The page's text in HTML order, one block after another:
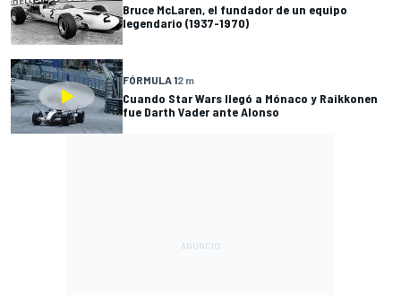
Bruce McLaren, el fundador de un equipo
legendario (1937-1970)
FÓRMULA 12 m
Cuando Star Wars llegó a Mónaco y Raikkonen
fue Darth Vader ante Alonso